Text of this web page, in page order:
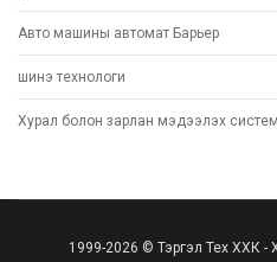
Авто машины автомат Барьер
шинэ технoлоги
Хурал болон зарлан мэдээлэх систем
1999-2026 © Тэргэл Тех ХХК